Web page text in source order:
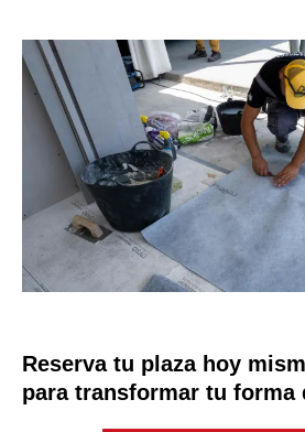
Reserva tu plaza hoy
para transformar tu forma